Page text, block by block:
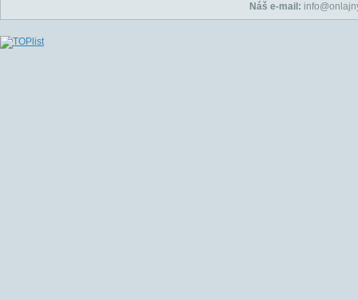
Náš e-mail: